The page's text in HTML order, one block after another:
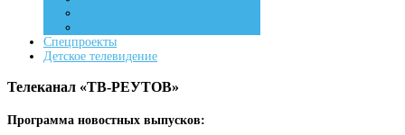
Спецпроекты
Детское телевидение
Телеканал «ТВ-РЕУТОВ»
Программа новостных выпусков: